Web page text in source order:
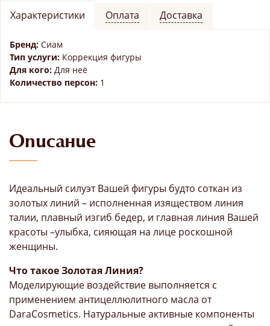
Характеристики Оплата Доставка
Бренд: Сиам
Тип услуги: Коррекция фигуры
Для кого: Для неё
Количество персон: 1
Описание
Идеальный силуэт Вашей фигуры будто соткан из
золотых линий – исполненная изяществом линия
талии, плавный изгиб бедер, и главная линия Вашей
красоты –улыбка, сияющая на лице роскошной
женщины.
Что такое Золотая Линия?
Моделирующие воздействие выполняется с
применением антицеллюлитного масла от
DaraCosmetics. Натуральные активные компоненты